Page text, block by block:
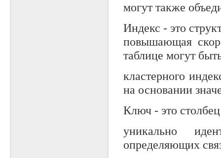
могут также
Индекс - это
повышающая
таблице могут
кластерного
на основании
Ключ - это
уникально
определяющих